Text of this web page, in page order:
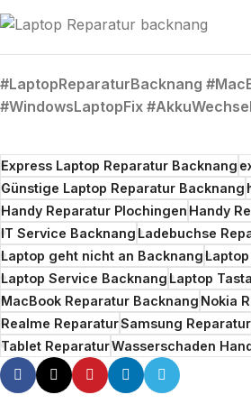
#LaptopReparaturBacknang
#WindowsLaptopFix
Express Laptop Reparatur Backnang
Günstige Laptop Reparatur Backnang
Handy Reparatur PlochingenHandy
IT Service BacknangLadebuchse
Laptop geht nicht an Backnang
Laptop Service BacknangLaptop
MacBook Reparatur BacknangNokia
Realme ReparaturSamsung Reparatur
Tablet ReparaturWasserschaden